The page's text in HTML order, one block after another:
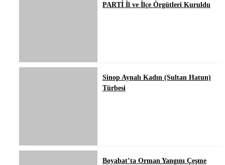
PARTİ İl ve İlçe Örgütleri Kuruldu
Sinop Aynalı Kadın (Sultan Hatun)
Türbesi
Boyabat’ta Orman Yangını Çeşme